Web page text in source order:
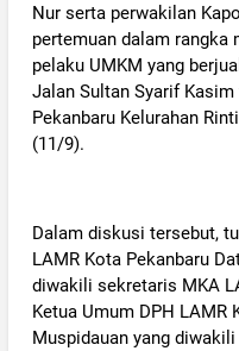
Nur serta perwakilan
pertemuan dalam
pelaku UMKM yang
Jalan Sultan Syarif
Pekanbaru Kelurahan
(11/9).
‎Dalam diskusi tersebut,
LAMR Kota Pekanbaru
diwakili sekretaris MKA
Ketua Umum DPH LAMR
Muspidauan yang